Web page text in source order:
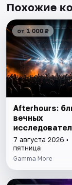
Похожие
от 1 000 ₽
Afterhours:
вечных
7 августа 2026 •
пятница
Gamma More